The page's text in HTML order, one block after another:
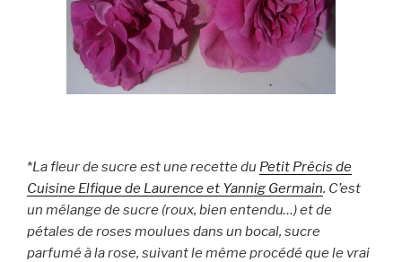
*La fleur de sucre est une recette du Petit Précis de
Cuisine Elfique de Laurence et Yannig Germain. C’est
un mélange de sucre (roux, bien entendu…) et de
pétales de roses moulues dans un bocal, sucre
parfumé à la rose, suivant le même procédé que le vrai